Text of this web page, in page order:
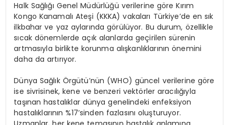
Halk Sağlığı Genel Müdürlüğü verilerine göre Kırım
Kongo Kanamalı Ateşi (KKKA) vakaları Türkiye’de en sık
ilkbahar ve yaz aylarında görülüyor. Bu durum, özellikle
sıcak dönemlerde açık alanlarda geçirilen sürenin
artmasıyla birlikte korunma alışkanlıklarının önemini
daha da artırıyor.
Dünya Sağlık Örgütü’nün (WHO) güncel verilerine göre
ise sivrisinek, kene ve benzeri vektörler aracılığıyla
taşınan hastalıklar dünya genelindeki enfeksiyon
hastalıklarının %17’sinden fazlasını oluşturuyor.